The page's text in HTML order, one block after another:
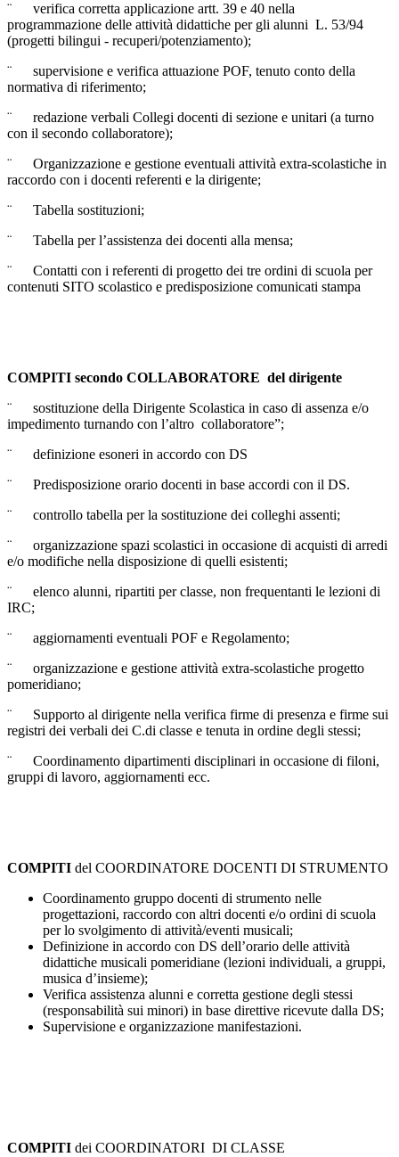
¨ verifica corretta applicazione artt. 39 e 40 nella
programmazione delle attività didattiche per gli alunni L. 53/94
(progetti bilingui - recuperi/potenziamento);
¨ supervisione e verifica attuazione POF, tenuto conto della
normativa di riferimento;
¨ redazione verbali Collegi docenti di sezione e unitari (a turno
con il secondo collaboratore);
¨ Organizzazione e gestione eventuali attività extra-scolastiche in
raccordo con i docenti referenti e la dirigente;
¨ Tabella sostituzioni;
¨ Tabella per l’assistenza dei docenti alla mensa;
¨ Contatti con i referenti di progetto dei tre ordini di scuola per
contenuti SITO scolastico e predisposizione comunicati stampa
COMPITI secondo COLLABORATORE del dirigente
¨ sostituzione della Dirigente Scolastica in caso di assenza e/o
impedimento turnando con l’altro collaboratore”;
¨ definizione esoneri in accordo con DS
¨ Predisposizione orario docenti in base accordi con il DS.
¨ controllo tabella per la sostituzione dei colleghi assenti;
¨ organizzazione spazi scolastici in occasione di acquisti di arredi
e/o modifiche nella disposizione di quelli esistenti;
¨ elenco alunni, ripartiti per classe, non frequentanti le lezioni di
IRC;
¨ aggiornamenti eventuali POF e Regolamento;
¨ organizzazione e gestione attività extra-scolastiche progetto
pomeridiano;
¨ Supporto al dirigente nella verifica firme di presenza e firme sui
registri dei verbali dei C.di classe e tenuta in ordine degli stessi;
¨ Coordinamento dipartimenti disciplinari in occasione di filoni,
gruppi di lavoro, aggiornamenti ecc.
COMPITI del COORDINATORE DOCENTI DI STRUMENTO
Coordinamento gruppo docenti di strumento nelle
progettazioni, raccordo con altri docenti e/o ordini di scuola
per lo svolgimento di attività/eventi musicali;
Definizione in accordo con DS dell’orario delle attività
didattiche musicali pomeridiane (lezioni individuali, a gruppi,
musica d’insieme);
Verifica assistenza alunni e corretta gestione degli stessi
(responsabilità sui minori) in base direttive ricevute dalla DS;
Supervisione e organizzazione manifestazioni.
COMPITI dei COORDINATORI DI CLASSE